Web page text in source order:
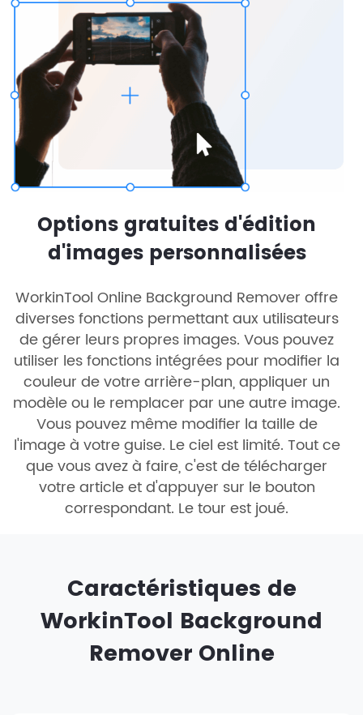
Options gratuites d'édition
d'images personnalisées
WorkinTool Online Background Remover offre
diverses fonctions permettant aux utilisateurs
de gérer leurs propres images. Vous pouvez
utiliser les fonctions intégrées pour modifier la
couleur de votre arrière-plan, appliquer un
modèle ou le remplacer par une autre image.
Vous pouvez même modifier la taille de
l'image à votre guise. Le ciel est limité. Tout ce
que vous avez à faire, c'est de télécharger
votre article et d'appuyer sur le bouton
correspondant. Le tour est joué.
Caractéristiques de
WorkinTool Background
Remover Online